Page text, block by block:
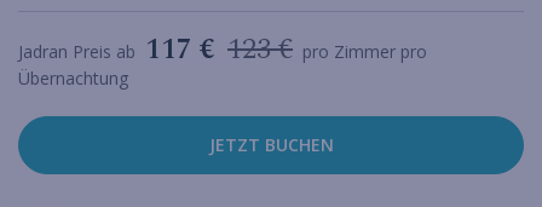
Jadran Preis ab 117 € 123 € pro Zimmer pro
Übernachtung
JETZT BUCHEN